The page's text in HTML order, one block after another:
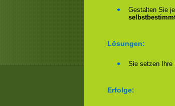
Gestalten Sie
Lösungen:
Sie setzen Ihre
Erfolge: